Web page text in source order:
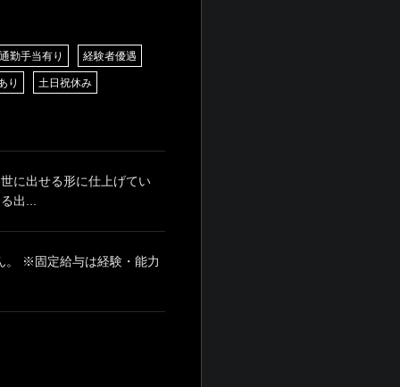
通勤手当有り 経験者優遇
り 土日祝休み
に出せる形に仕上げてい
出...
。 ※固定給与は経験・能力